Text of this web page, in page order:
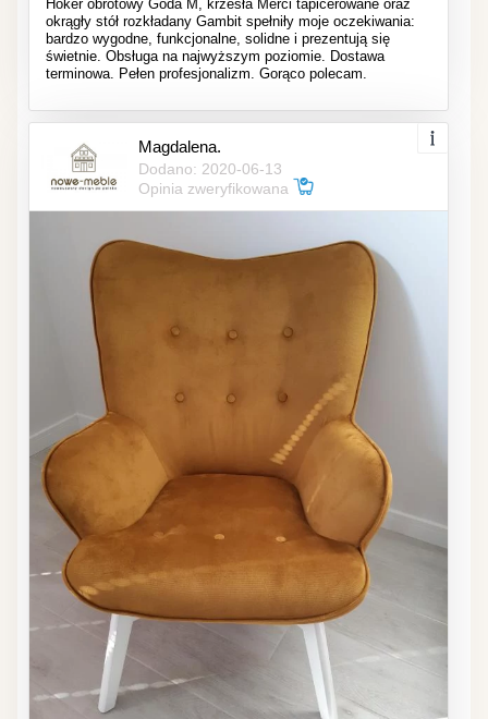
Hoker obrotowy Goda M, krzesła Merci tapicerowane oraz
okrągły stół rozkładany Gambit spełniły moje oczekiwania:
bardzo wygodne, funkcjonalne, solidne i prezentują się
świetnie. Obsługa na najwyższym poziomie. Dostawa
terminowa. Pełen profesjonalizm. Gorąco polecam.
Magdalena.
Dodano: 2020-06-13
Opinia zweryfikowana